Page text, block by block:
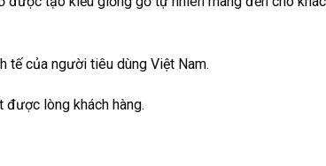
tế của người tiêu dùng Việt Nam.
lòng khách hàng.